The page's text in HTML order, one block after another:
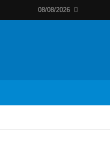
08/08/2026